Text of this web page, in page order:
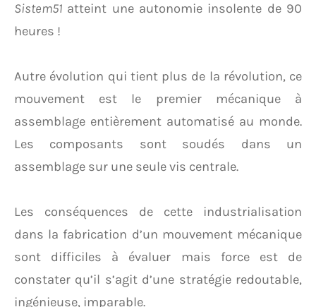
Sistem51 atteint une autonomie insolente de 90
heures !
Autre évolution qui tient plus de la révolution, ce
mouvement est le premier mécanique à
assemblage entièrement automatisé au monde.
Les composants sont soudés dans un
assemblage sur une seule vis centrale.
Les conséquences de cette industrialisation
dans la fabrication d’un mouvement mécanique
sont difficiles à évaluer mais force est de
constater qu’il s’agit d’une stratégie redoutable,
ingénieuse, imparable.